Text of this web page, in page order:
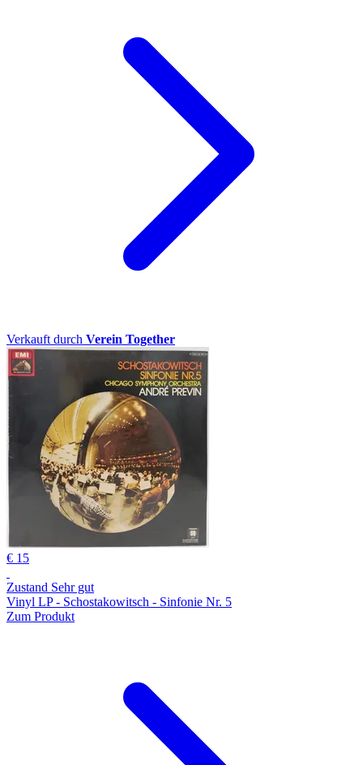
Verkauft durch Verein Together
€ 15
Zustand Sehr gut
Vinyl LP - Schostakowitsch - Sinfonie Nr. 5
Zum Produkt